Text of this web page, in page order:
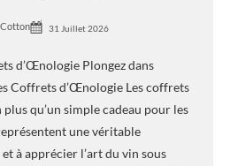
31 Juillet 2026
d’Œnologie Plongez dans
Coffrets d’Œnologie Les coffrets
qu’un simple cadeau pour les
une véritable
à apprécier l’art du vin sous